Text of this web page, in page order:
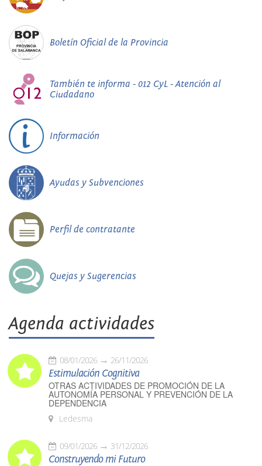
Boletín Oficial de la Provincia
También te informa - 012 CyL - Atención al
Ciudadano
Información
Ayudas y Subvenciones
Perfil de contratante
Quejas y Sugerencias
Agenda actividades
08/01/2026 26/11/2026
Estimulación Cognitiva
OTRAS ACTIVIDADES DE PROMOCIÓN DE LA
AUTONOMÍA PERSONAL Y PREVENCIÓN DE LA
DEPENDENCIA
Ledesma
09/01/2026 31/12/2026
Construyendo mi Futuro